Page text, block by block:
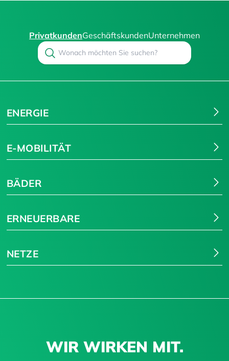
PrivatkundenGeschäftskundenUnternehmen
Search
ENERGIE
E-MOBILITÄT
BÄDER
ERNEUERBARE
NETZE
WIR WIRKEN MIT.